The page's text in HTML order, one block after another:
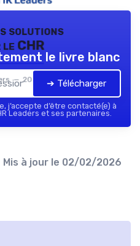
solutions
le CHR
— 2026
le livre blanc
➔ Télécharger
j’accepte d’être contacté(e) à
Leaders et ses partenaires.
à jour le 02/02/2026